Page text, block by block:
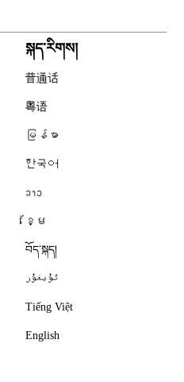
སྐད་རིགས།
普通话
粤语
မြန်မာ
한국어
ລາວ
ខ្មែ
བོད་སྐད།
ئۇيغۇر
Tiếng Việt
English